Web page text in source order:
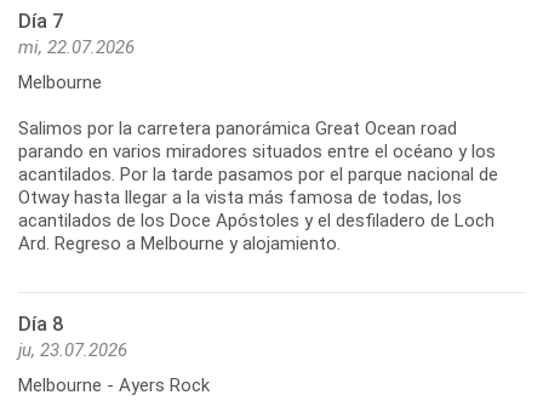
Día 7
mi, 22.07.2026
Melbourne
Salimos por la carretera panorámica Great Ocean road
parando en varios miradores situados entre el océano y los
acantilados. Por la tarde pasamos por el parque nacional de
Otway hasta llegar a la vista más famosa de todas, los
acantilados de los Doce Apóstoles y el desfiladero de Loch
Día 8
ju, 23.07.2026
Melbourne - Ayers Rock